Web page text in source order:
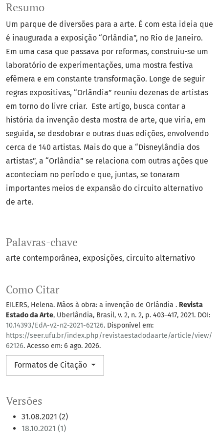
Versões
31.08.2021 (2)
18.10.2021 (1)
Palavras-chave
arte contemporânea exposições circuito alternativo
Como Citar
EILERS, Helena. Mãos à obra: a invenção de Orlândia . Revista
Estado da Arte, Uberlândia, Brasil, v. 2, n. 2, p. 403–417, 2021. DOI:
10.14393/EdA-v2-n2-2021-62126. Disponível em:
https://seer.ufu.br/index.php/revistaestadodaarte/article/view/
62126. Acesso em: 6 ago. 2026.
Formatos de Citação
Resumo
Um parque de diversões para a arte. É com esta ideia que
é inaugurada a exposição “Orlândia”, no Rio de Janeiro.
Em uma casa que passava por reformas, construiu-se um
laboratório de experimentações, uma mostra festiva
efêmera e em constante transformação. Longe de seguir
regras expositivas, “Orlândia” reuniu dezenas de artistas
em torno do livre criar. Este artigo, busca contar a
história da invenção desta mostra de arte, que viria, em
seguida, se desdobrar e outras duas edições, envolvendo
cerca de 140 artistas. Mais do que a “Disneylândia dos
artistas”, a “Orlândia” se relaciona com outras ações que
aconteciam no período e que, juntas, se tonaram
importantes meios de expansão do circuito alternativo
de arte.